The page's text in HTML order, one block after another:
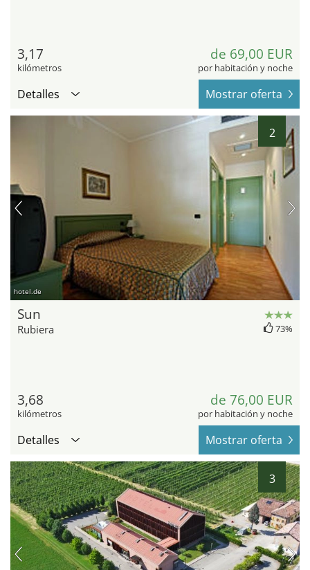
3,17
kilómetros
de 69,00 EUR
por habitación y noche
Detalles Mostrar oferta
2
hotel.de
Sun
Rubiera 73%
3,68
kilómetros
de 76,00 EUR
por habitación y noche
Detalles Mostrar oferta
3